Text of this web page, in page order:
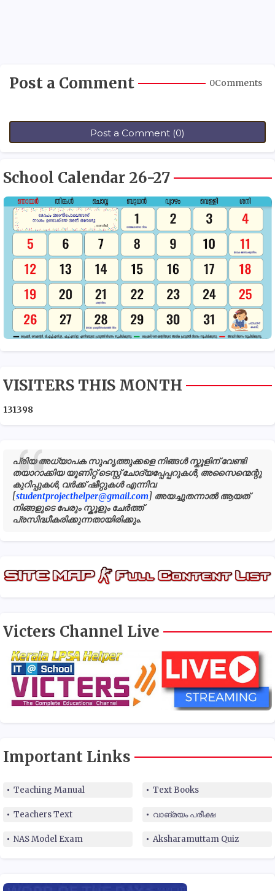
Post a Comment 0Comments
Post a Comment (0)
School Calendar 26-27
VISITERS THIS MONTH
131398
പ്രിയ അധ്യാപക സുഹൃത്തുക്കളെ നിങ്ങൾ സ്കൂളിന് വേണ്ടി
തയാറാക്കിയ യൂണിറ്റ് ടെസ്റ്റ് ചോദ്യപ്പേപ്പറുകൾ, അസൈന്മെന്റു
കുറിപ്പുകൾ, വർക്ക് ഷീറ്റുകൾ എന്നിവ
[studentprojecthelper@gmail.com] അയച്ചുതന്നാൽ ആയത്
നിങ്ങളുടെ പേരും സ്കൂളും ചേർത്ത്
പ്രസിദ്ധീകരിക്കുന്നതായിരിക്കും.
Victers Channel Live
Important Links
Teaching Manual Text Books
Teachers Text വാങ്മയം പരീക്ഷ
NAS Model Exam Aksharamuttam Quiz